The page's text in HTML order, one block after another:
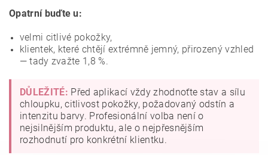
Opatrní buďte u:
velmi citlivé pokožky,
klientek, které chtějí extrémně jemný, přirozený vzhled
— tady zvažte 1,8 %.
DŮLEŽITÉ: Před aplikací vždy zhodnoťte stav a sílu
chloupku, citlivost pokožky, požadovaný odstín a
intenzitu barvy. Profesionální volba není o
nejsilnějším produktu, ale o nejpřesnějším
rozhodnutí pro konkrétní klientku.